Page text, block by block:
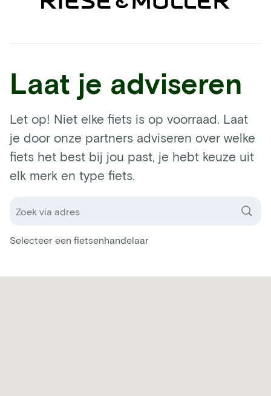
Laat je adviseren
Let op! Niet elke fiets is op voorraad. Laat
je door onze partners adviseren over welke
fiets het best bij jou past, je hebt keuze uit
elk merk en type fiets.
Selecteer een fietsenhandelaar